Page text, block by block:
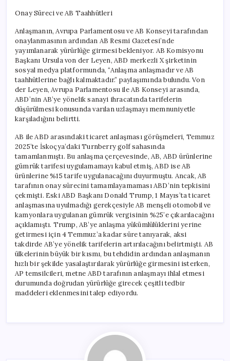
Onay Süreci ve AB Taahhütleri
Anlaşmanın, Avrupa Parlamentosu ve AB Konseyi tarafından
onaylanmasının ardından AB Resmi Gazetesi’nde
yayımlanarak yürürlüğe girmesi bekleniyor. AB Komisyonu
Başkanı Ursula von der Leyen, ABD merkezli X şirketinin
sosyal medya platformunda, “Anlaşma anlaşmadır ve AB
taahhütlerine bağlı kalmaktadır.” paylaşımında bulundu. Von
der Leyen, Avrupa Parlamentosu ile AB Konseyi arasında,
ABD’nin AB’ye yönelik sanayi ihracatında tarifelerin
düşürülmesi konusunda varılan uzlaşmayı memnuniyetle
karşıladığını belirtti.
AB ile ABD arasındaki ticaret anlaşması görüşmeleri, Temmuz
2025’te İskoçya’daki Turnberry golf sahasında
tamamlanmıştı. Bu anlaşma çerçevesinde, AB, ABD ürünlerine
gümrük tarifesi uygulamamayı kabul etmiş, ABD ise AB
ürünlerine %15 tarife uygulanacağını duyurmuştu. Ancak, AB
tarafının onay sürecini tamamlayamaması ABD’nin tepkisini
çekmişti. Eski ABD Başkanı Donald Trump, 1 Mayıs’ta ticaret
anlaşmasına uyulmadığı gerekçesiyle AB menşeli otomobil ve
kamyonlara uygulanan gümrük vergisinin %25’e çıkarılacağını
açıklamıştı. Trump, AB’ye anlaşma yükümlülüklerini yerine
getirmesi için 4 Temmuz’a kadar süre tanıyarak, aksi
takdirde AB’ye yönelik tarifelerin artırılacağını belirtmişti. AB
ülkelerinin büyük bir kısmı, bu tehdidin ardından anlaşmanın
hızlı bir şekilde yasalaştırılarak yürürlüğe girmesini isterken,
AP temsilcileri, metne ABD tarafının anlaşmayı ihlal etmesi
durumunda doğrudan yürürlüğe girecek çeşitli tedbir
maddeleri eklenmesini talep ediyordu.